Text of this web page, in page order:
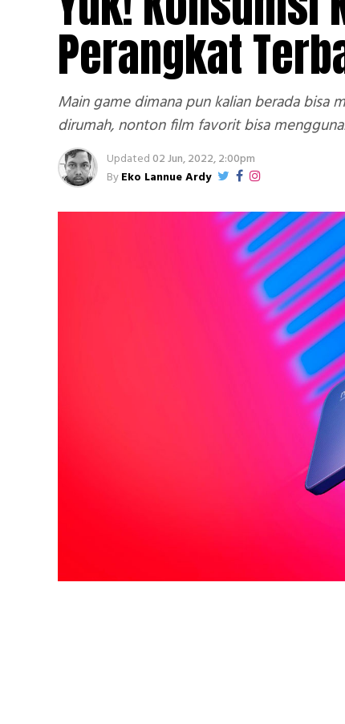
Perangkat
Main game dimana pun kalian berada bisa
dirumah, nonton film favorit bisa
Updated02 Jun, 2022, 2:00pm
ByEko Lannue Ardy